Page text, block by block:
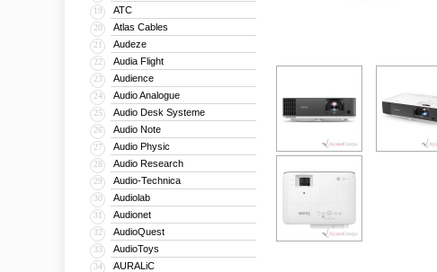
19 ATC
20 Atlas Cables
21 Audeze
22 Audia Flight
23 Audience
24 Audio Analogue
25 Audio Desk Systeme
26 Audio Note
27 Audio Physic
28 Audio Research
29 Audio-Technica
30 Audiolab
31 Audionet
32 AudioQuest
33 AudioToys
34 AURALiC